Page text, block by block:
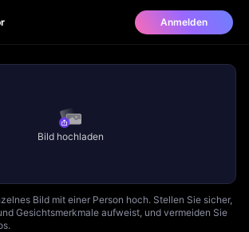
Anmelden
Bild hochladen
Bild mit einer Person hoch. Stellen Sie sicher,
Gesichtsmerkmale aufweist, und vermeiden Sie